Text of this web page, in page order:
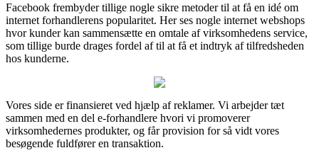
Facebook frembyder tillige nogle sikre metoder til at få en idé om
internet forhandlerens popularitet. Her ses nogle internet webshops
hvor kunder kan sammensætte en omtale af virksomhedens service,
som tillige burde drages fordel af til at få et indtryk af tilfredsheden
hos kunderne.
Vores side er finansieret ved hjælp af reklamer. Vi arbejder tæt
sammen med en del e-forhandlere hvori vi promoverer
virksomhedernes produkter, og får provision for så vidt vores
besøgende fuldfører en transaktion.